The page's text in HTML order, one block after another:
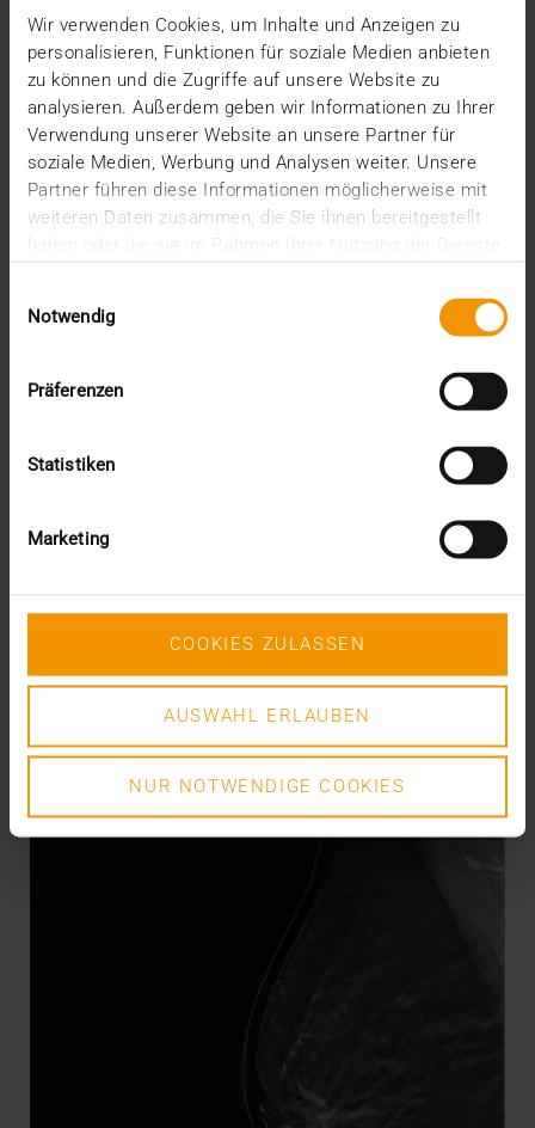
Wir verwenden Cookies, um Inhalte und Anzeigen zu
personalisieren, Funktionen für soziale Medien anbieten
zu können und die Zugriffe auf unsere Website zu
analysieren. Außerdem geben wir Informationen zu Ihrer
Verwendung unserer Website an unsere Partner für
soziale Medien, Werbung und Analysen weiter. Unsere
Partner führen diese Informationen möglicherweise mit
weiteren Daten zusammen, die Sie ihnen bereitgestellt
Notwendig
Präferenzen
Statistiken
Marketing
COOKIES ZULASSEN
AUSWAHL ERLAUBEN
NUR NOTWENDIGE COOKIES
VUE D'ENSEMBLE
Réseaux numériques : L’e-santé « made